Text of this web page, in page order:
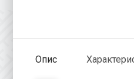
Опис